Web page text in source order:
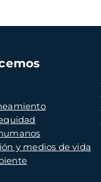
y medios de vida